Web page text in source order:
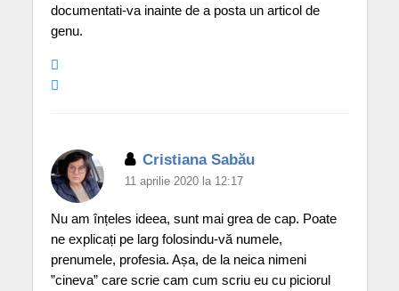
documentati-va inainte de a posta un articol de
genu.
Cristiana Sabău
11 aprilie 2020 la 12:17
Nu am înțeles ideea, sunt mai grea de cap. Poate
ne explicați pe larg folosindu-vă numele,
prenumele, profesia. Așa, de la neica nimeni
”cineva” care scrie cam cum scriu eu cu piciorul